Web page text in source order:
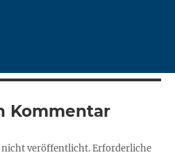
Kommentar
veröffentlicht.Erforderliche